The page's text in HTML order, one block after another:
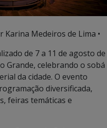
Karina Medeiros de Lima •
de 7 a 11 de agosto de
Grande, celebrando o sobá
da cidade. O evento
diversificada,
feiras temáticas e